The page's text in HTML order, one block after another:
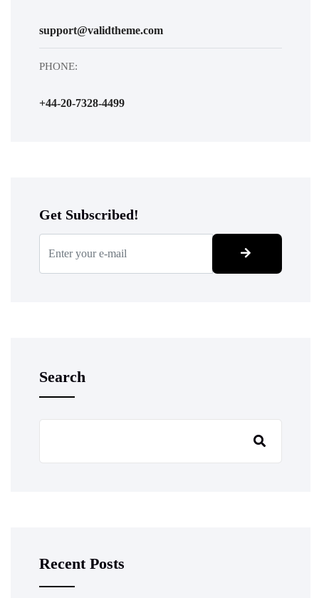
support@validtheme.com
PHONE:
+44-20-7328-4499
Get Subscribed!
Search
Recent Posts